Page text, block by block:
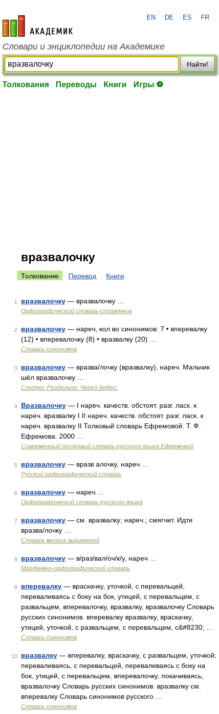
academic.ru
EN DE ES FR
Словари и энциклопедии на Академике
Найти!
Толкования Переводы Книги Игры ⚽
вразвалочку
Толкование Перевод Книги
1 вразвалочку — вразвалочку …
Орфографический словарь-справочник
2 вразвалочку — нареч, кол во синонимов: 7 • вперевалку
(12) • вперевалочку (8) • вразвалку (20) …
Словарь синонимов
3 вразвалочку — вразва/лочку (вразвалку), нареч. Мальчик
шёл вразвалочку …
Слитно. Раздельно. Через дефис.
4 Вразвалочку — I нареч. качеств. обстоят. разг. ласк. к
нареч. вразвалку I II нареч. качеств. обстоят. разг. ласк. к
нареч. вразвалку II Толковый словарь Ефремовой. Т. Ф.
Ефремова. 2000 …
Современный толковый словарь русского языка Ефремовой
5 вразвалочку — вразв алочку, нареч …
Русский орфографический словарь
6 вразвалочку — нареч …
Орфографический словарь русского языка
7 вразвалочку — см. вразвалку; нареч.; смягчит. Идти
вразва/лочку …
Словарь многих выражений
8 вразвалочку — в/раз/вал/оч/к/у, нареч …
Морфемно-орфографический словарь
9 вперевалку — враскачку, уточкой, с перевальцей,
переваливаясь с боку на бок, утицей, с перевальцем, с
развальцем, вперевалочку, вразвалку, вразвалочку Словарь
русских синонимов. вперевалку вразвалку, враскачку,
утицей, уточкой, с развальцем, с перевальцем, с&#8230; …
Словарь синонимов
10 вразвалку — вперевалку, враскачку, с развальцем, уточкой;
переваливаясь, с перевальцей, переваливаясь с боку на
бок, утицей, с перевальцем, вперевалочку, покачиваясь,
вразвалочку Словарь русских синонимов. вразвалку см.
вперевалку Словарь синонимов русского …
Словарь синонимов